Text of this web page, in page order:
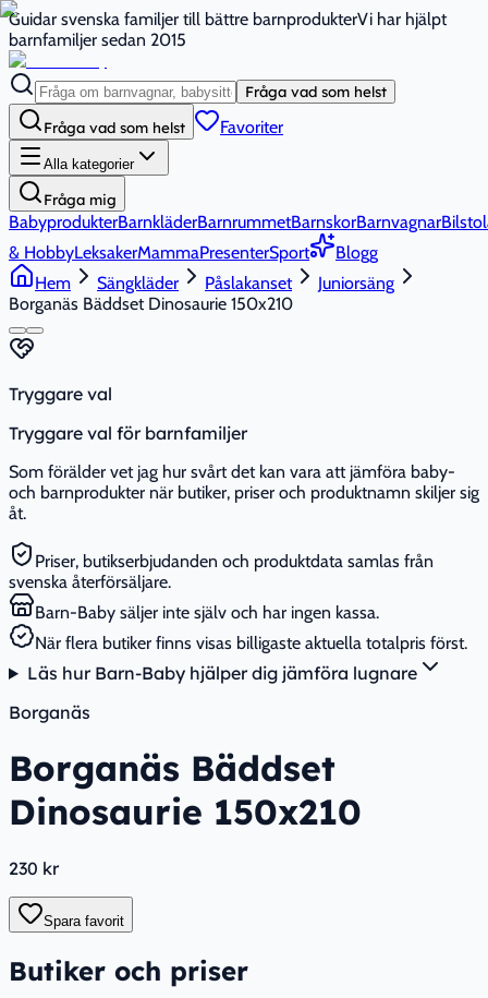
Guidar svenska familjer till bättre barnprodukterVi har hjälpt
barnfamiljer sedan 2015
Fråga vad som helst
Fråga vad som helst Favoriter
Alla kategorier
Fråga mig
BabyprodukterBarnkläderBarnrummetBarnskorBarnvagnar
& HobbyLeksakerMammaPresenterSport
Blogg
Hem
Sängkläder Påslakanset
Juniorsäng
Borganäs Bäddset Dinosaurie 150x210
Tryggare val
Tryggare val för barnfamiljer
Som förälder vet jag hur svårt det kan vara att jämföra baby-
och barnprodukter när butiker, priser och produktnamn skiljer sig
åt.
Priser, butikserbjudanden och produktdata samlas från
svenska återförsäljare.
Barn-Baby säljer inte själv och har ingen kassa.
När flera butiker finns visas billigaste aktuella totalpris först.
Läs hur Barn-Baby hjälper dig jämföra lugnare
Borganäs
Borganäs Bäddset
Dinosaurie 150x210
230 kr
Spara favorit
Butiker och priser